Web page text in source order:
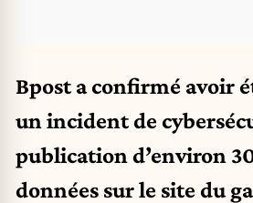
Bpost a confirmé avoir
un incident de
publication d’environ
données sur le site du